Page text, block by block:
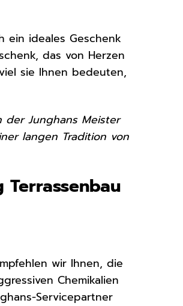
ein ideales Geschenk
das von Herzen
sie Ihnen bedeuten,
der Junghans Meister
langen Tradition von
Terrassenbau
wir Ihnen, die
Chemikalien
Servicepartner